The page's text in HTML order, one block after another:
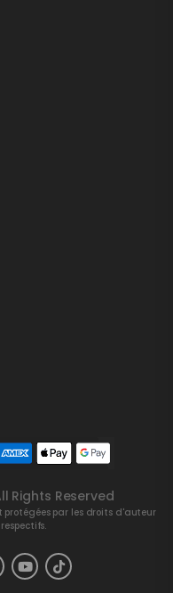
Rights Reserved
protégées par les droits d'auteur